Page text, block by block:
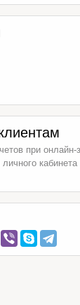
при онлайн-
кабинета